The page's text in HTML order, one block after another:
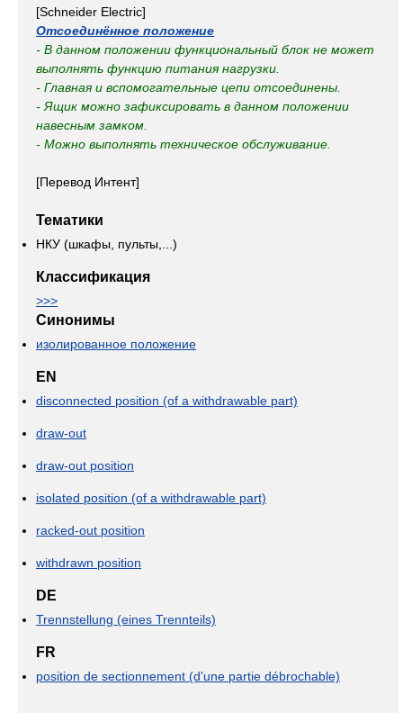
[Schneider Electric]
Отсоединённое положение
- В данном положении функциональный блок не может
выполнять функцию питания нагрузки.
- Главная и вспомогательные цепи отсоединены.
- Ящик можно зафиксировать в данном положении
навесным замком.
- Можно выполнять техническое обслуживание.
[Перевод Интент]
Тематики
НКУ (шкафы, пульты,...)
Классификация
>>>
Синонимы
изолированное положение
EN
disconnected position (of a withdrawable part)
draw-out
draw-out position
isolated position (of a withdrawable part)
racked-out position
withdrawn position
DE
Trennstellung (eines Trennteils)
FR
position de sectionnement (d'une partie débrochable)